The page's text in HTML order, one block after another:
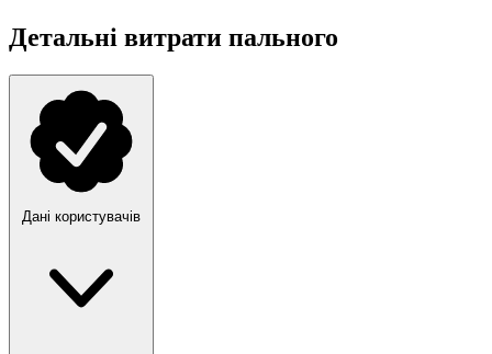
Детальні витрати пального
Дані користувачів